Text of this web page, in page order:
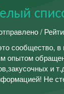
/
сообщество, в
опытом
и
Не